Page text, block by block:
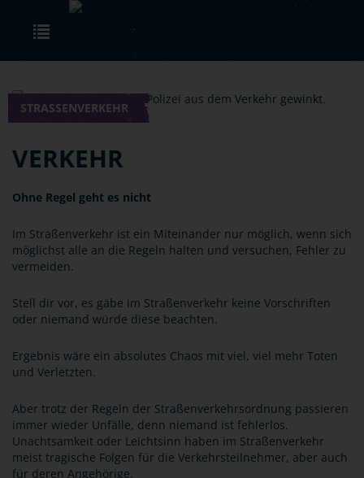
Skip to main content
STRASSENVERKEHR
VERKEHR
Ohne Regel geht es nicht
Im Straßenverkehr ist ein Miteinander nur möglich, wenn sich
möglichst alle an die Regeln halten und versuchen, Fehler zu
vermeiden.
Stell dir vor, es gäbe im Straßenverkehr keine Vorschriften
oder niemand würde diese beachten.
Ergebnis wäre ein absolutes Chaos mit viel, viel mehr Toten
und Verletzten.
Aber trotz der Regeln der Straßenverkehrsordnung passieren
immer wieder Unfälle, denn niemand ist fehlerlos.
Unachtsamkeit oder Leichtsinn haben im Straßenverkehr
meist tragische Folgen für die Verkehrsteilnehmer, aber auch
für deren Angehörige.